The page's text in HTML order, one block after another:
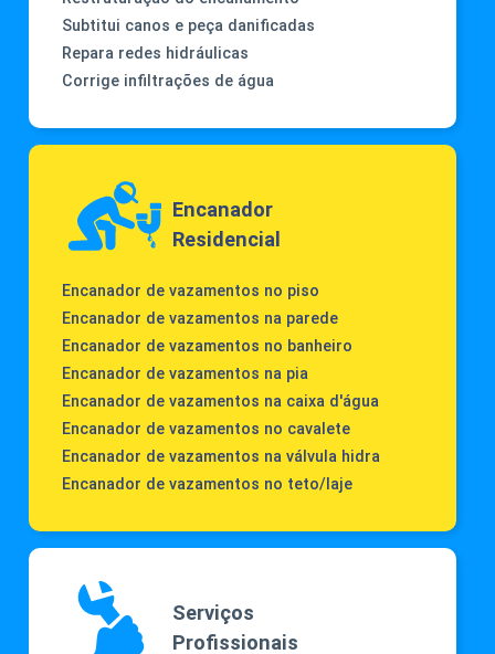
Subtitui canos e peça danificadas
Repara redes hidráulicas
Corrige infiltrações de água
Encanador
Residencial
Encanador de vazamentos no piso
Encanador de vazamentos na parede
Encanador de vazamentos no banheiro
Encanador de vazamentos na pia
Encanador de vazamentos na caixa d'água
Encanador de vazamentos no cavalete
Encanador de vazamentos na válvula hidra
Encanador de vazamentos no teto/laje
Serviços
Profissionais